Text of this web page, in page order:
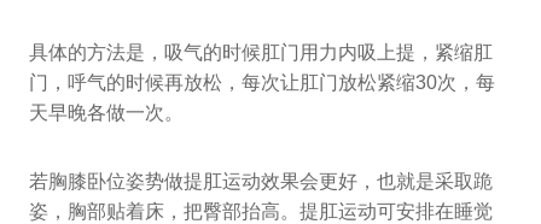
具体的方法是，吸气的时候肛门用力内吸上提，紧缩肛
门，呼气的时候再放松，每次让肛门放松紧缩30次，每
天早晚各做一次。
若胸膝卧位姿势做提肛运动效果会更好，也就是采取跪
姿，胸部贴着床，把臀部抬高。提肛运动可安排在睡觉